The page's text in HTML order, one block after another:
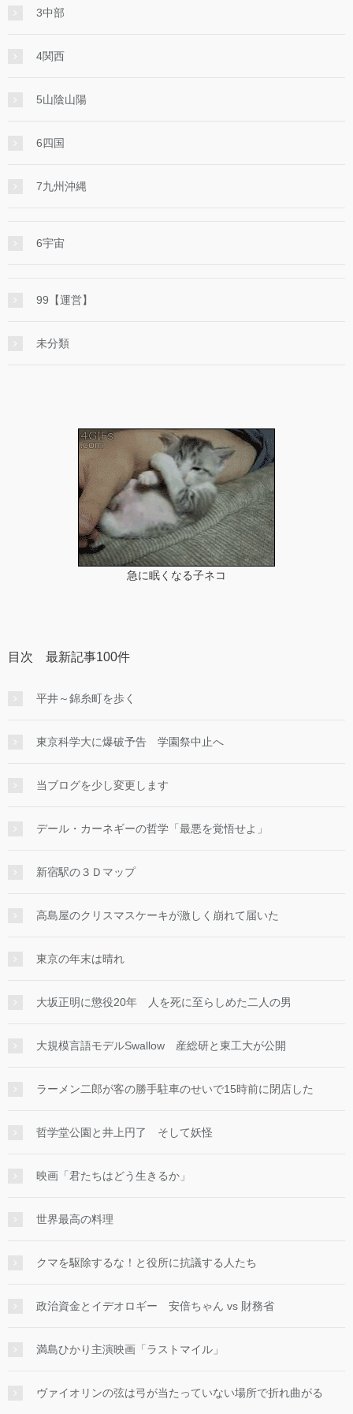
3中部
4関西
5山陰山陽
6四国
7九州沖縄
6宇宙
99【運営】
未分類
急に眠くなる子ネコ
目次 最新記事100件
平井～錦糸町を歩く
東京科学大に爆破予告 学園祭中止へ
当ブログを少し変更します
デール・カーネギーの哲学「最悪を覚悟せよ」
新宿駅の３Ｄマップ
高島屋のクリスマスケーキが激しく崩れて届いた
東京の年末は晴れ
大坂正明に懲役20年 人を死に至らしめた二人の男
大規模言語モデルSwallow 産総研と東工大が公開
ラーメン二郎が客の勝手駐車のせいで15時前に閉店した
哲学堂公園と井上円了 そして妖怪
映画「君たちはどう生きるか」
世界最高の料理
クマを駆除するな！と役所に抗議する人たち
政治資金とイデオロギー 安倍ちゃん vs 財務省
満島ひかり主演映画「ラストマイル」
ヴァイオリンの弦は弓が当たっていない場所で折れ曲がる